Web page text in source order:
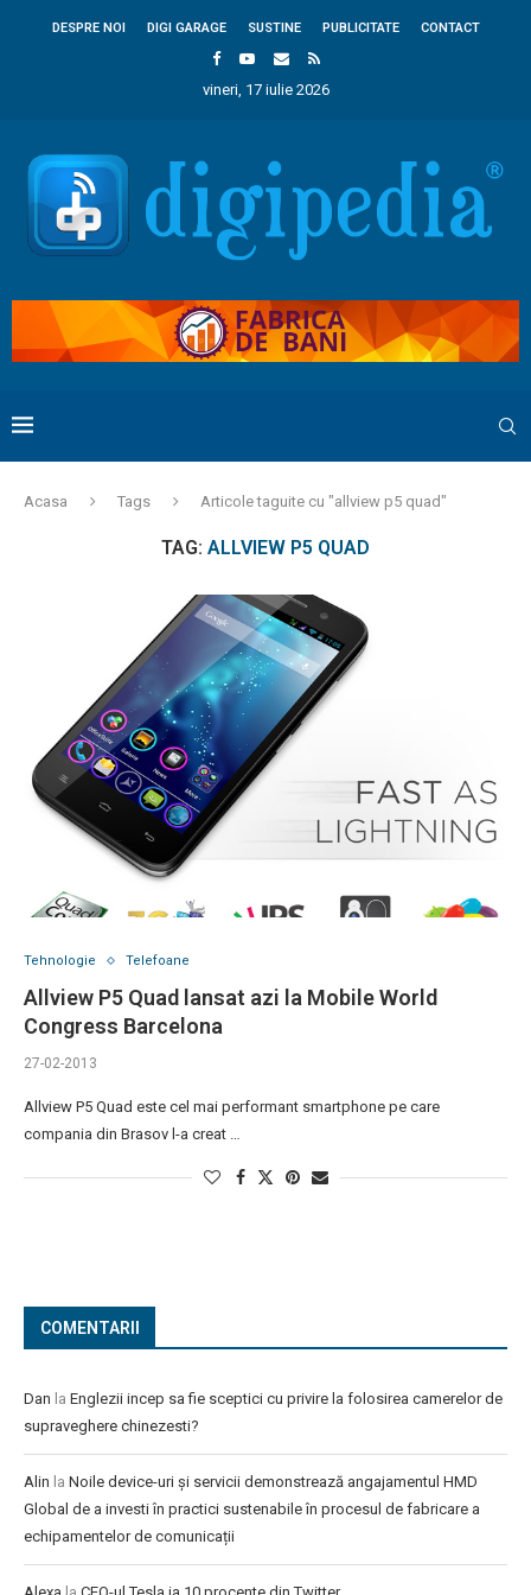
DESPRE NOI DIGI GARAGE SUSTINE PUBLICITATE CONTACT
vineri, 17 iulie 2026
Acasa Tags Articole taguite cu "allview p5 quad"
TAG: ALLVIEW P5 QUAD
Tehnologie Telefoane
Allview P5 Quad lansat azi la Mobile World
Congress Barcelona
27-02-2013
Allview P5 Quad este cel mai performant smartphone pe care
compania din Brasov l-a creat …
COMENTARII
Dan la Englezii incep sa fie sceptici cu privire la folosirea camerelor de
supraveghere chinezesti?
Alin la Noile device-uri și servicii demonstrează angajamentul HMD
Global de a investi în practici sustenabile în procesul de fabricare a
echipamentelor de comunicații